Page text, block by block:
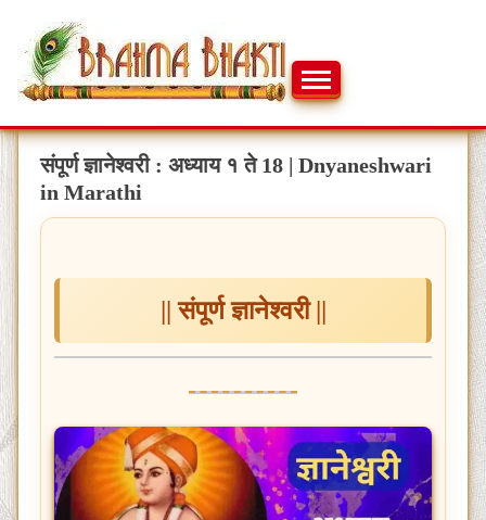
content
ब्रह्मभक्ती
संपूर्ण ज्ञानेश्वरी : अध्याय १ ते 18 | Dnyaneshwari
in Marathi
|| संपूर्ण ज्ञानेश्वरी ||